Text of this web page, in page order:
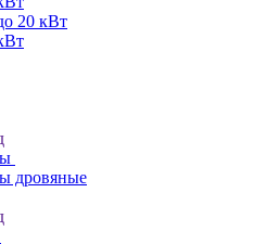
20 кВт
дровяные